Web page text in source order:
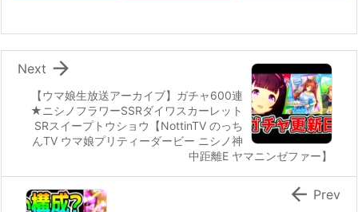
【ウマ娘生放送アーカイブ】ガチャ600連
★ニシノフラワーSSRダイワスカーレット
SRスイープトウショウ【NottinTV のっち
んTV ウマ娘プリティーダービー ニシノ神
中距離E ヤマニンゼファー】

Next
 Prev